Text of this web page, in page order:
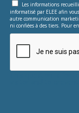
Les informations
informatisé par ELEE afin
autre communication
ni confiées à des tiers. Pour